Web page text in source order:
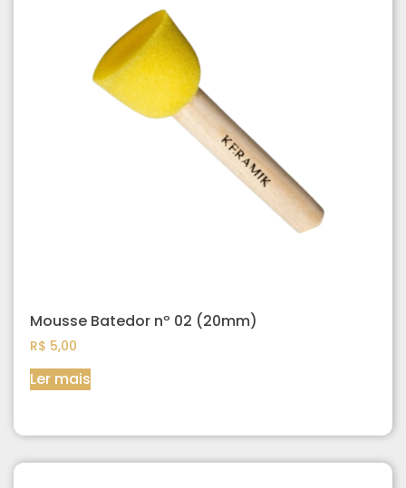
Mousse Batedor nº 02 (20mm)
R$ 5,00
Ler mais